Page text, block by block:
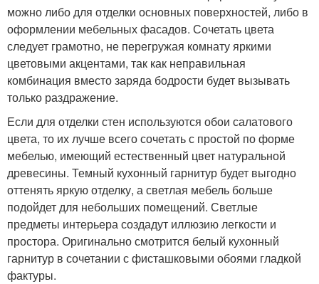
можно либо для отделки основных поверхностей, либо в
оформлении мебельных фасадов. Сочетать цвета
следует грамотно, не перегружая комнату яркими
цветовыми акцентами, так как неправильная
комбинация вместо заряда бодрости будет вызывать
только раздражение.
Если для отделки стен используются обои салатового
цвета, то их лучше всего сочетать с простой по форме
мебелью, имеющий естественный цвет натуральной
древесины. Темный кухонный гарнитур будет выгодно
оттенять яркую отделку, а светлая мебель больше
подойдет для небольших помещений. Светлые
предметы интерьера создадут иллюзию легкости и
простора. Оригинально смотрится белый кухонный
гарнитур в сочетании с фисташковыми обоями гладкой
фактуры.